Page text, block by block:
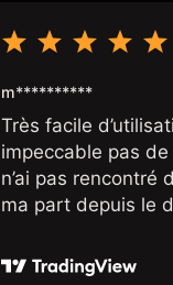
m**********
Très facile
impeccable pas
n’ai pas rencontré
ma part depuis le